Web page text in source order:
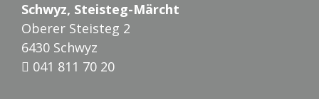
Schwyz, Steisteg-Märcht
Oberer Steisteg 2
6430 Schwyz
041 811 70 20